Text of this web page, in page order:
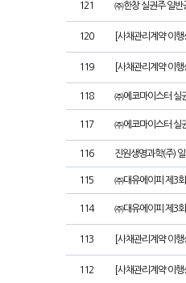
121 ㈜한창 실권주 일반
120 [사채관리계약 이
119 [사채관리계약 이
118 ㈜에코마이스터 실
117 ㈜에코마이스터 실
116 진원생명과학(주)
115 ㈜대유에이피 제3
114 ㈜대유에이피 제3
113 [사채관리계약 이
112 [사채관리계약 이